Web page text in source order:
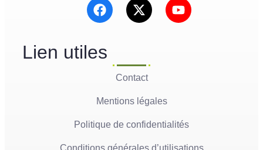
Lien utiles
Contact
Mentions légales
Politique de confidentialités
Conditions générales d’utilisations